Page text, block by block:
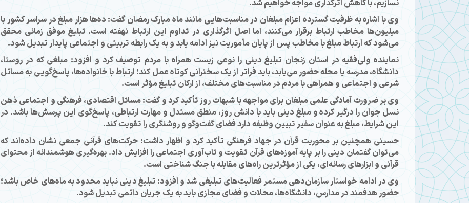
نسازیم، با کاهش اثرگذاری مواجه خواهیم شد.
وی با اشاره به ظرفیت گسترده اعزام مبلغان در مناسبت‌هایی مانند ماه مبارک رمضان گفت: ده‌ها هزار مبلغ در سراسر کشور با
میلیون‌ها مخاطب ارتباط برقرار می‌کنند، اما اصل اثرگذاری در تداوم این ارتباط نهفته است. تبلیغ موفق زمانی محقق
می‌شود که ارتباط مبلغ با مخاطب پس از پایان مأموریت نیز ادامه یابد و به یک رابطه تربیتی و اجتماعی پایدار تبدیل شود.
نماینده ولی‌فقیه در استان زنجان تبلیغ دینی را نوعی زیست همراه با مردم توصیف کرد و افزود: مبلغی که در روستا،
دانشگاه، مدرسه یا محله حضور می‌یابد، باید فراتر از یک سخنرانی کوتاه عمل کند؛ ارتباط با خانواده‌ها، پاسخ‌گویی به مسائل
شرعی و اجتماعی و همراهی با مردم در مناسبت‌های مختلف، از ارکان تبلیغ مؤثر است.
وی بر ضرورت آمادگی علمی مبلغان برای مواجهه با شبهات روز تأکید کرد و گفت: مسائل اقتصادی، فرهنگی و اجتماعی ذهن
نسل جوان را درگیر کرده و مبلغ دینی باید با دانش روز، منطق مستدل و مهارت ارتباطی، پاسخ‌گوی این پرسش‌ها باشد. در
این شرایط، مبلغ به عنوان سفیر تبیین وظیفه دارد فضای گفت‌وگو و روشنگری را تقویت کند.
حسینی همچنین بر محوریت قرآن در جهاد فرهنگی تأکید کرد و اظهار داشت: حرکت‌های قرآنی جمعی نشان داده‌اند که
می‌توان گفتمان دینی را بر پایه آموزه‌های قرآن تقویت و تاب‌آوری اجتماعی را افزایش داد. بهره‌گیری هوشمندانه از محتوای
قرآنی و ابزارهای رسانه‌ای، یکی از مؤثرترین راه‌های مقابله با جنگ شناختی است.
وی در ادامه خواستار سازمان‌دهی مستمر فعالیت‌های تبلیغی شد و افزود: تبلیغ دینی نباید محدود به ماه‌های خاص باشد؛
حضور هدفمند در مدارس، دانشگاه‌ها، محلات و فضای مجازی باید به یک جریان دائمی تبدیل شود.